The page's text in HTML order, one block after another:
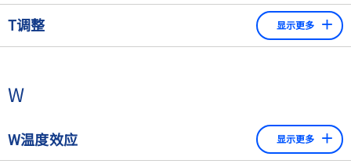
也有适合特殊应用的衡器，如IU货盘秤，它可以称量300至
高的分辨率，显示增量高达620,000，具有更高的精度，可将
具有大面积秤台的平台秤，也称为地秤，它既可以独立于地
统计过程控制的理念是生产和确保稳定的产品质量。工业生
产过程的统计过程控制（SPC）是为支持稳定的产品质量而
进行的持续监测。这是通过在重复的、复杂的过程中连续记
为确定薄弱环节提供了基本数据，或者换句话说，为持续改
进各自的生产过程所需的数据。在这种情况下，有可能同时
监测产品或过程的数量和质量特征。如果发现超出规定的目
标、趋势或样本的偏差，那么就可以在过程中进行校准。因
T调整 显示更多
少，并且至少不超过仪器的最大允许误差。通过设置零点
和仪器在秤盘上的最大载荷来实现称重仪器的线性度。许
W
W温度效应 显示更多